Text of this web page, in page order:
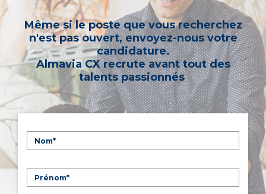
Même si le poste que vous recherchez
n'est pas ouvert, envoyez-nous votre
candidature.
Almavia CX recrute avant tout des
talents passionnés